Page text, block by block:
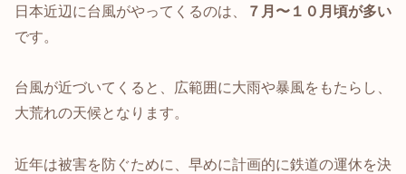
日本近辺に台風がやってくるのは、
７月〜１０月頃が多い
です。
台風が近づいてくると、広範囲に大雨や暴風をもたらし、
大荒れの天候となります。
近年は被害を防ぐために、早めに計画的に鉄道の運休を決